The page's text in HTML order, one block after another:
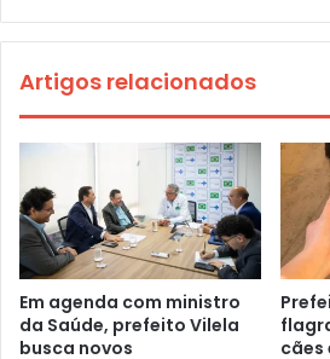
Artigos relacionados
Em agenda com ministro
da Saúde, prefeito Vilela
busca novos
cães